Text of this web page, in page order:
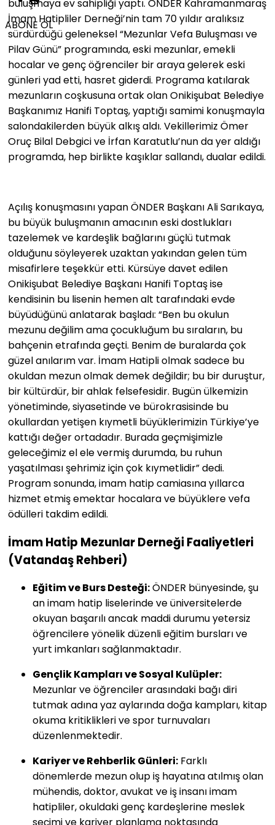
ABONE OL
buluşmaya ev sahipliği yaptı. ÖNDER Kahramanmaraş
İmam Hatipliler Derneği’nin tam 70 yıldır aralıksız
sürdürdüğü geleneksel “Mezunlar Vefa Buluşması ve
Pilav Günü” programında, eski mezunlar, emekli
hocalar ve genç öğrenciler bir araya gelerek eski
günleri yad etti, hasret giderdi. Programa katılarak
mezunların coşkusuna ortak olan Onikişubat Belediye
Başkanımız Hanifi Toptaş, yaptığı samimi konuşmayla
salondakilerden büyük alkış aldı. Vekillerimiz Ömer
Oruç Bilal Debgici ve İrfan Karatutlu’nun da yer aldığı
programda, hep birlikte kaşıklar sallandı, dualar edildi.
Açılış konuşmasını yapan ÖNDER Başkanı Ali Sarıkaya,
bu büyük buluşmanın amacının eski dostlukları
tazelemek ve kardeşlik bağlarını güçlü tutmak
olduğunu söyleyerek uzaktan yakından gelen tüm
misafirlere teşekkür etti. Kürsüye davet edilen
Onikişubat Belediye Başkanı Hanifi Toptaş ise
kendisinin bu lisenin hemen alt tarafındaki evde
büyüdüğünü anlatarak başladı: “Ben bu okulun
mezunu değilim ama çocukluğum bu sıraların, bu
bahçenin etrafında geçti. Benim de buralarda çok
güzel anılarım var. İmam Hatipli olmak sadece bu
okuldan mezun olmak demek değildir; bu bir duruştur,
bir kültürdür, bir ahlak felsefesidir. Bugün ülkemizin
yönetiminde, siyasetinde ve bürokrasisinde bu
okullardan yetişen kıymetli büyüklerimizin Türkiye’ye
kattığı değer ortadadır. Burada geçmişimizle
geleceğimiz el ele vermiş durumda, bu ruhun
yaşatılması şehrimiz için çok kıymetlidir” dedi.
Program sonunda, imam hatip camiasına yıllarca
hizmet etmiş emektar hocalara ve büyüklere vefa
ödülleri takdim edildi.
İmam Hatip Mezunlar Derneği Faaliyetleri
(Vatandaş Rehberi)
Eğitim ve Burs Desteği:ÖNDER bünyesinde, şu
an imam hatip liselerinde ve üniversitelerde
okuyan başarılı ancak maddi durumu yetersiz
öğrencilere yönelik düzenli eğitim bursları ve
yurt imkanları sağlanmaktadır.
Gençlik Kampları ve Sosyal Kulüpler:
Mezunlar ve öğrenciler arasındaki bağı diri
tutmak adına yaz aylarında doğa kampları, kitap
okuma kritiklikleri ve spor turnuvaları
düzenlenmektedir.
Kariyer ve Rehberlik Günleri: Farklı
dönemlerde mezun olup iş hayatına atılmış olan
mühendis, doktor, avukat ve iş insanı imam
hatipliler, okuldaki genç kardeşlerine meslek